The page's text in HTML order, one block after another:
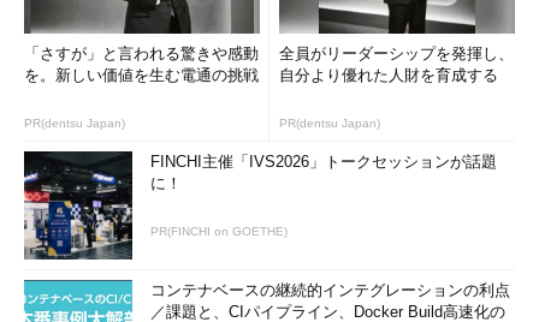
「さすが」と言われる驚きや感動
を。新しい価値を生む電通の挑戦
PR(dentsu Japan)
全員がリーダーシップを発揮し、
自分より優れた人財を育成する
PR(dentsu Japan)
FINCHI主催「IVS2026」トークセッションが話題
に！
PR(FINCHI on GOETHE)
コンテナベースの継続的インテグレーションの利点
／課題と、CIパイプライン、Docker Build高速化の